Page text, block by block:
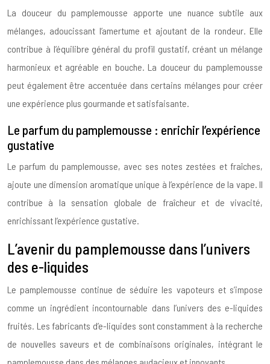
La douceur du pamplemousse apporte une nuance subtile aux
mélanges, adoucissant l’amertume et ajoutant de la rondeur. Elle
contribue à l’équilibre général du profil gustatif, créant un mélange
harmonieux et agréable en bouche. La douceur du pamplemousse
peut également être accentuée dans certains mélanges pour créer
une expérience plus gourmande et satisfaisante.
Le parfum du pamplemousse : enrichir l’expérience
gustative
Le parfum du pamplemousse, avec ses notes zestées et fraîches,
ajoute une dimension aromatique unique à l’expérience de la vape. Il
contribue à la sensation globale de fraîcheur et de vivacité,
enrichissant l’expérience gustative.
L’avenir du pamplemousse dans l’univers
des e-liquides
Le pamplemousse continue de séduire les vapoteurs et s’impose
comme un ingrédient incontournable dans l’univers des e-liquides
fruités. Les fabricants d’e-liquides sont constamment à la recherche
de nouvelles saveurs et de combinaisons originales, intégrant le